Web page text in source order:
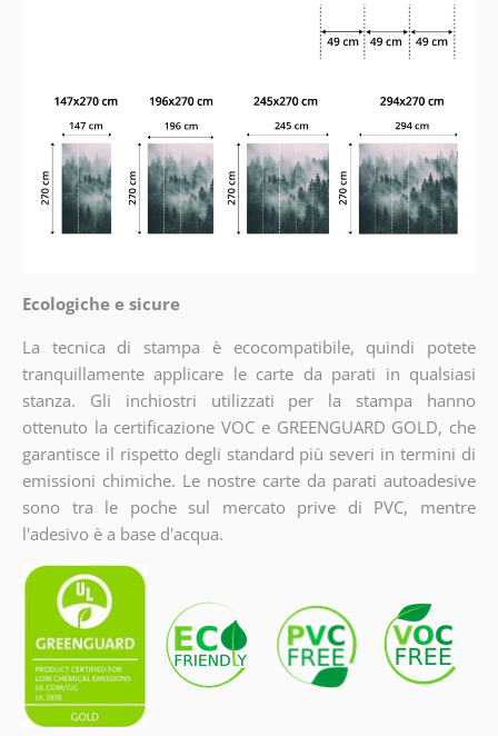
Ecologiche e sicure
La tecnica di stampa è ecocompatibile, quindi potete
tranquillamente applicare le carte da parati in qualsiasi
stanza. Gli inchiostri utilizzati per la stampa hanno
ottenuto la certificazione VOC e GREENGUARD GOLD, che
garantisce il rispetto degli standard più severi in termini di
emissioni chimiche. Le nostre carte da parati autoadesive
sono tra le poche sul mercato prive di PVC, mentre
l'adesivo è a base d'acqua.